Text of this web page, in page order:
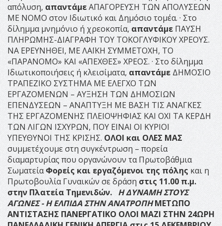
απόλυση,απαντάμεΑΠΑΓΟΡΕΥΣΗ ΤΩΝ ΑΠΟΛΥΣΕΩΝ
ΜΕ ΝΟΜΟ στον Ιδιωτικό και Δημόσιο τομέα. · Στο
δίλημμα μνημόνιο ή χρεοκοπία, απαντάμε ΠΑΥΣΗ
ΠΛΗΡΩΜΗΣ-ΔΙΑΓΡΑΦΗ ΤΟΥ ΤΟΚΟΓΛΥΦΙΚΟΥ ΧΡΕΟΥΣ.
ΝΑ ΕΡΕΥΝΗΘΕΙ, ΜΕ ΛΑΪΚΗ ΣΥΜΜΕΤΟΧΗ, ΤΟ
«ΠΑΡΑΝΟΜΟ» ΚΑΙ «ΑΠΕΧΘΕΣ» ΧΡΕΟΣ. · Στο δίλημμα
Ιδιωτικοποιήσεις ή κλεισίματα, απαντάμεΔΗΜΟΣΙΟ
ΤΡΑΠΕΖΙΚΟ ΣΥΣΤΗΜΑ ΜΕ ΕΛΕΓΧΟ ΤΩΝ
ΕΡΓΑΖΟΜΕΝΩΝ – ΑΥΞΗΣΗ ΤΩΝ ΔΗΜΟΣΙΩΝ
ΕΠΕΝΔΥΣΕΩΝ – ΑΝΑΠΤΥΞΗ ΜΕ ΒΑΣΗ ΤΙΣ ΑΝΑΓΚΕΣ
ΤΗΣ ΕΡΓΑΖΟΜΕΝΗΣ ΠΛΕΙΟΨΗΦΙΑΣ ΚΑΙ ΟΧΙ ΤΑ ΚΕΡΔΗ
ΤΩΝ ΛΙΓΩΝ ΙΣΧΥΡΩΝ, ΠΟΥ ΕΙΝΑΙ ΟΙ ΚΥΡΙΟΙ
ΥΠΕΥΘΥΝΟΙ ΤΗΣ ΚΡΙΣΗΣ.ΟΛΟΙ και ΟΛΕΣ ΜΑΣ
συμμετέχουμε στη συγκέντρωση – πορεία
διαμαρτυρίας που οργανώνουν τα Πρωτοβάθμια
ΣωματείαΦορείς και εργαζόμενοι της πόλης και η
Πρωτοβουλία Γυναικών σε δράση στις 11.00 π.μ.
στην Πλατεία Τημενιδών. Η ΔΥΝΑΜΗ ΣΤΟΥΣ
ΑΓΩΝΕΣ - Η ΕΛΠΙΔΑ ΣΤΗΝ ΑΝΑΤΡΟΠΗ ΜΕΤΩΠΟ
ΑΝΤΙΣΤΑΣΗΣ ΠΑΝΕΡΓΑΤΙΚΟ ΟΛΟΙ ΜΑΖΙ ΣΤΗΝ 24ΩΡΗ